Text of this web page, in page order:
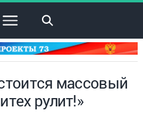
×
массовый
рулит!»